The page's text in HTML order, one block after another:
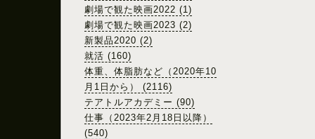
劇場で観た映画2022 (1)
劇場で観た映画2023 (2)
新製品2020 (2)
就活 (160)
体重、体脂肪など（2020年10
月1日から） (2116)
テアトルアカデミー (90)
仕事（2023年2月18日以降）
(540)